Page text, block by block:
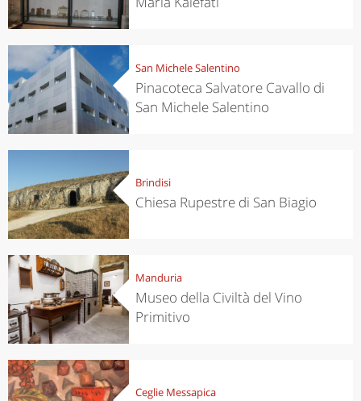
San Michele Salentino
Pinacoteca Salvatore Cavallo di
San Michele Salentino
Brindisi
Chiesa Rupestre di San Biagio
Manduria
Museo della Civiltà del Vino
Primitivo
Ceglie Messapica